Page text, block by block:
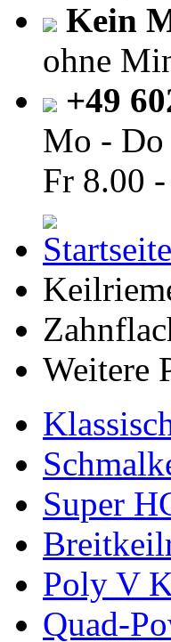
Kein
ohne
+49
Mo - Do
Fr 8.00
Weitere
Super
Poly V
Quad-